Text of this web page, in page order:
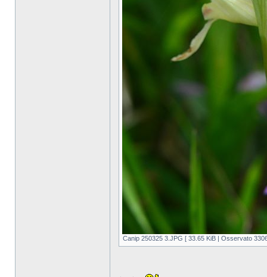
Canip 250325 3.JPG [ 33.65 KiB | Osservato